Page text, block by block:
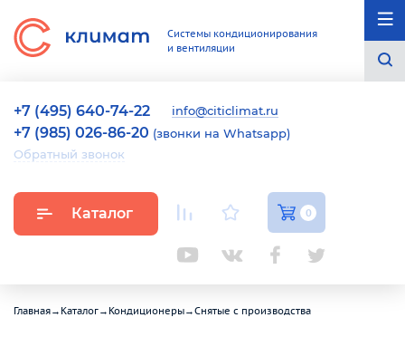
Системы кондиционирования
и вентиляции
+7 (495) 640-74-22 info@citiclimat.ru
+7 (985) 026-86-20 (звонки на Whatsapp)
Обратный звонок
Каталог 0
Главная→ Каталог→ Кондиционеры→Снятые с производства